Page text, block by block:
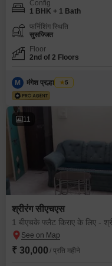
Config
1 BHK + 1 Bath
फर्निशिंग स्थिति
सुसज्जित
Floor
2nd of 2 Floors
M मंगेश प्रल्हाद जाधव
5
11
श्रीरंग सीएचएस
1 बीएचके फ्लैट किराए के लिए -
₹ 30,000 / प्रति महीने